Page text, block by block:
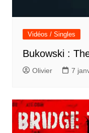
Vidéos / Singles
Bukowski :
Olivier 7